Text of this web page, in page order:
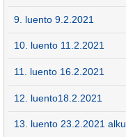
9. luento 9.2.2021
10. luento 11.2.2021
11. luento 16.2.2021
12. luento18.2.2021
13. luento 23.2.2021 alku